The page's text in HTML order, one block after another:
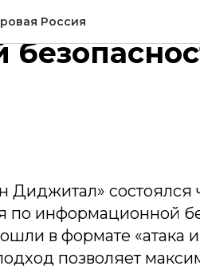
Россия
состоялся
по информационной
в формате «атака
позволяет